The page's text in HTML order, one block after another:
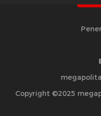
Copyright ©2025